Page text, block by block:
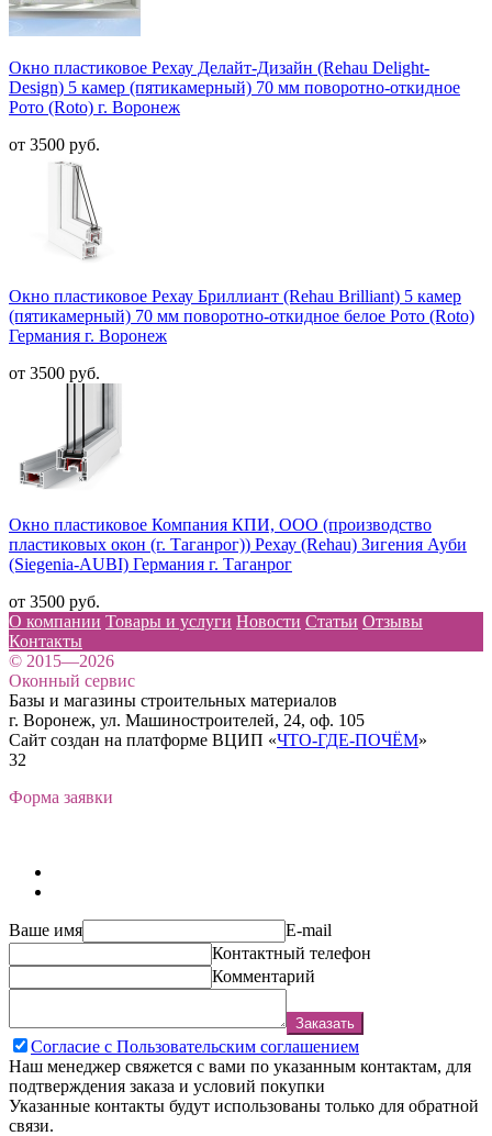
Окно пластиковое Рехау Делайт-Дизайн (Rehau Delight-
Design) 5 камер (пятикамерный) 70 мм поворотно-откидное
Рото (Roto) г. Воронеж
от 3500 руб.
Окно пластиковое Рехау Бриллиант (Rehau Brilliant) 5 камер
(пятикамерный) 70 мм поворотно-откидное белое Рото (Roto)
Германия г. Воронеж
от 3500 руб.
Окно пластиковое Компания КПИ, ООО (производство
пластиковых окон (г. Таганрог)) Рехау (Rehau) Зигения Ауби
(Siegenia-AUBI) Германия г. Таганрог
от 3500 руб.
О компании Товары и услуги Новости Статьи Отзывы
Контакты
© 2015—2026
Оконный сервис
Базы и магазины строительных материалов
г. Воронеж, ул. Машиностроителей, 24, оф. 105
Сайт создан на платформе ВЦИП «ЧТО-ГДЕ-ПОЧЁМ»
32
Форма заявки
Ваше имя
E-mail
Контактный телефон
Комментарий
Заказать
Согласие с Пользовательским соглашением
Наш менеджер свяжется с вами по указанным контактам, для
подтверждения заказа и условий покупки
Указанные контакты будут использованы только для обратной
связи.